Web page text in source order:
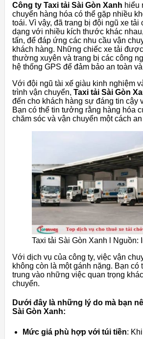
Công ty Taxi tải Sài Gòn Xanh hiểu
chuyển hàng hóa có thể gặp nhiều
toái. Vì vậy, đã trang bị đội ngũ xe tải
dạng với nhiều kích thước khác
tấn, để đáp ứng các nhu cầu vận
khách hàng. Những chiếc xe tải
thường xuyên và trang bị các công
hệ thống GPS để đảm bảo an toàn
Với đội ngũ tài xế giàu kinh nghiệm
trình vận chuyển, Taxi tải Sài Gòn
đến cho khách hàng sự đáng tin cậy
Bạn có thể tin tưởng rằng hàng hóa
chăm sóc và vận chuyển một cách an
Taxi tải Sài Gòn Xanh l Nguồn:
Với dịch vụ của công ty, việc vận
không còn là một gánh nặng. Bạn có
trung vào những việc quan trọng
chuyển.
Dưới đây là những lý do mà bạn
Sài Gòn Xanh:
Mức giá phù hợp với túi tiền: